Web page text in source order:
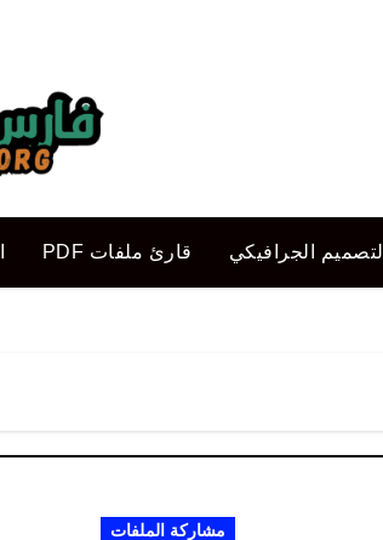
التصميم الجرافيكي قارئ ملفات PDF
مشاركة الملفات